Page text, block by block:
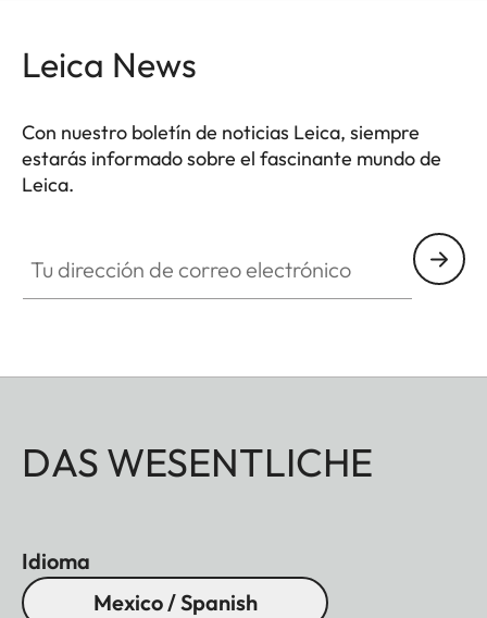
Leica News
Con nuestro boletín de noticias Leica, siempre
estarás informado sobre el fascinante mundo de
Leica.
DAS WESENTLICHE
Idioma
Mexico / Spanish